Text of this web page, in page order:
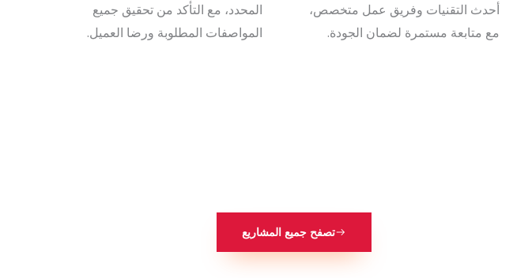
أحدث التقنيات وفريق عمل متخصص،
مع متابعة مستمرة لضمان الجودة.
المحدد، مع التأكد من تحقيق جميع
المواصفات المطلوبة ورضا العميل.
تصفح جميع المشاريع